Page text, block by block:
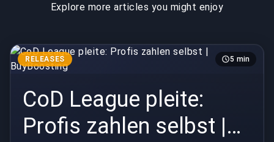
Explore more articles you might enjoy
RELEASES 5 min
CoD League pleite:
Profis zahlen selbst |